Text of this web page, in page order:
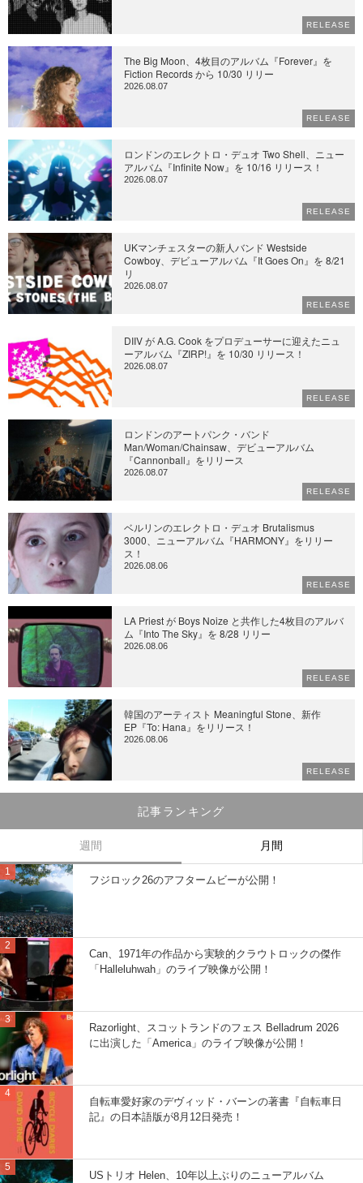
RELEASE
The Big Moon、4枚目のアルバム『Forever』を
Fiction Records から 10/30 リリー
2026.08.07
RELEASE
ロンドンのエレクトロ・デュオ Two Shell、ニュー
アルバム『Infinite Now』を 10/16 リリース！
2026.08.07
RELEASE
UKマンチェスターの新人バンド Westside
Cowboy、デビューアルバム『It Goes On』を 8/21
リ
2026.08.07
RELEASE
DIIV が A.G. Cook をプロデューサーに迎えたニュ
ーアルバム『ZIRP!』を 10/30 リリース！
2026.08.07
RELEASE
ロンドンのアートパンク・バンド
Man/Woman/Chainsaw、デビューアルバム
『Cannonball』をリリース
2026.08.07
RELEASE
ベルリンのエレクトロ・デュオ Brutalismus
3000、ニューアルバム『HARMONY』をリリー
ス！
2026.08.06
RELEASE
LA Priest が Boys Noize と共作した4枚目のアルバ
ム『Into The Sky』を 8/28 リリー
2026.08.06
RELEASE
韓国のアーティスト Meaningful Stone、新作
EP『To: Hana』をリリース！
2026.08.06
RELEASE
記事ランキング
週間 月間
フジロック26のアフタームビーが公開！
Can、1971年の作品から実験的クラウトロックの傑作
「Halleluhwah」のライブ映像が公開！
Razorlight、スコットランドのフェス Belladrum 2026
に出演した「America」のライブ映像が公開！
自転車愛好家のデヴィッド・バーンの著書『自転車日
記』の日本語版が8月12日発売！
USトリオ Helen、10年以上ぶりのニューアルバム